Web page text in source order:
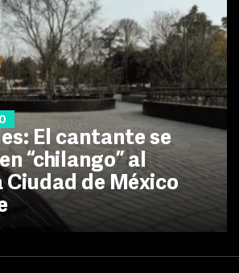
El cantante se
“chilango” al
Ciudad de México